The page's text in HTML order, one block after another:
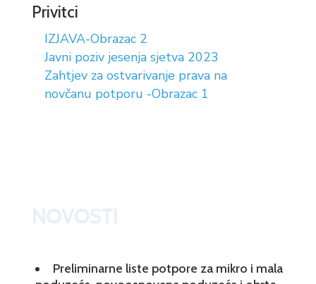
Privitci
IZJAVA-Obrazac 2
Javni poziv jesenja sjetva 2023
Zahtjev za ostvarivanje prava na
novčanu potporu -Obrazac 1
Preliminarne liste potpore za mikro i mala